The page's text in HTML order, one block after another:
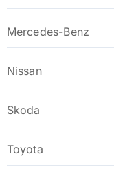
Mercedes-Benz
Nissan
Skoda
Toyota